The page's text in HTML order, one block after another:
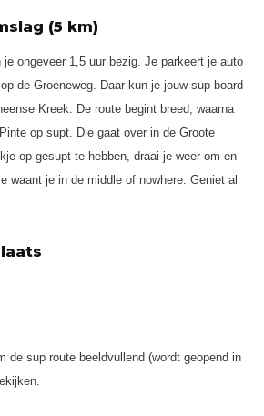
(5 km)
je ongeveer 1,5 uur bezig. Je parkeert je auto
de Groeneweg. Daar kun je jouw sup board
Kreek. De route begint breed, waarna
op supt. Die gaat over in de Groote
op gesupt te hebben, draai je weer om en
waant je in de middle of nowhere. Geniet al
de sup route beeldvullend (wordt geopend in